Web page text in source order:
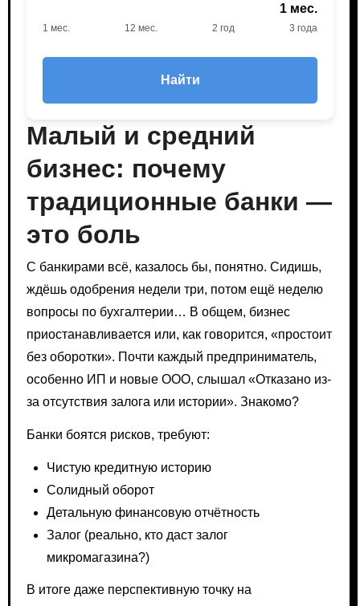
1 мес.
1 мес. 12 мес. 2 год 3 года
Найти
Малый и средний
бизнес: почему
традиционные банки —
это боль
С банкирами всё, казалось бы, понятно. Сидишь,
ждёшь одобрения недели три, потом ещё неделю
вопросы по бухгалтерии… В общем, бизнес
приостанавливается или, как говорится, «простоит
без оборотки». Почти каждый предприниматель,
особенно ИП и новые ООО, слышал «Отказано из-
за отсутствия залога или истории». Знакомо?
Банки боятся рисков, требуют:
Чистую кредитную историю
Солидный оборот
Детальную финансовую отчётность
Залог (реально, кто даст залог
микромагазина?)
В итоге даже перспективную точку на